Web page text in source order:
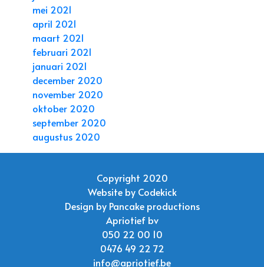
mei 2021
april 2021
maart 2021
februari 2021
januari 2021
december 2020
november 2020
oktober 2020
september 2020
augustus 2020
Copyright 2020
Website by Codekick
Design by Pancake productions
Apriotief bv
050 22 00 10
0476 49 22 72
info@apriotief.be